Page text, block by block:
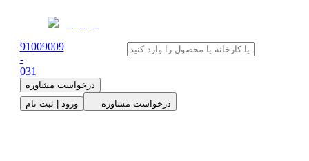
91009009
-
031
درخواست مشاوره
ورود | ثبت نام
درخواست مشاوره